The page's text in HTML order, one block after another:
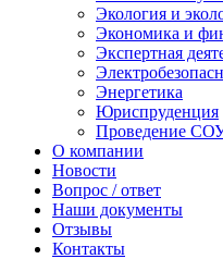
Экология и
Экономика и
Экспертная
Энергетика
Юриспруденция
Проведение
О компании
Новости
Вопрос / ответ
Наши документы
Отзывы
Контакты